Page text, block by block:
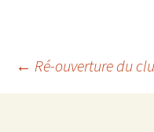
Post
← Ré-ouverture du